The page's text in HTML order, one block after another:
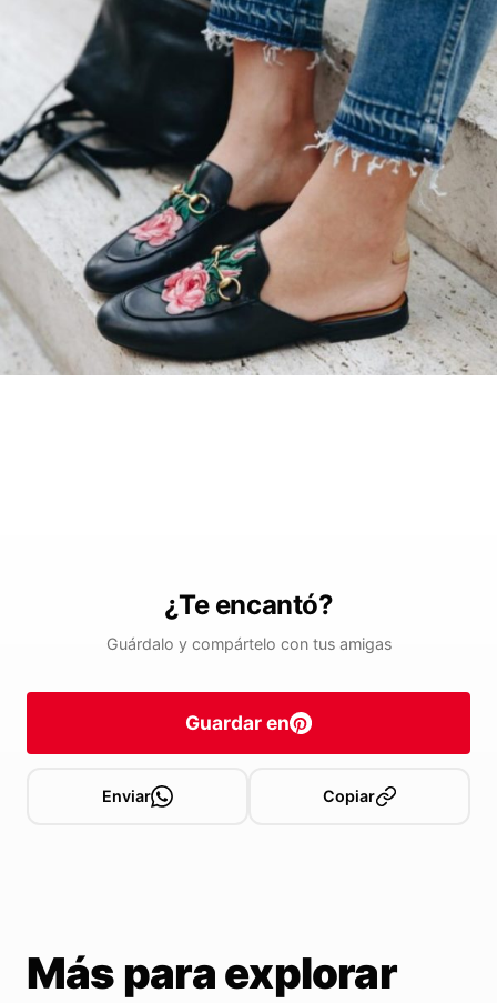
¿Te encantó?
Guárdalo y compártelo con tus amigas
Guardar en
Enviar Copiar
Más para explorar